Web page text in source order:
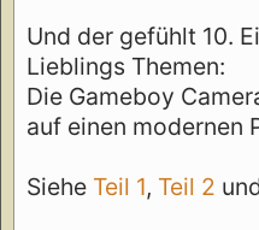
Und der gefühlt 10.
Lieblings Themen:
Die Gameboy
auf einen modernen
Siehe Teil 1, Teil 2